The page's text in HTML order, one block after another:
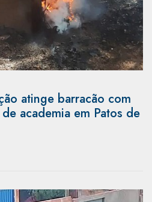
atinge barracão com
academia em Patos de